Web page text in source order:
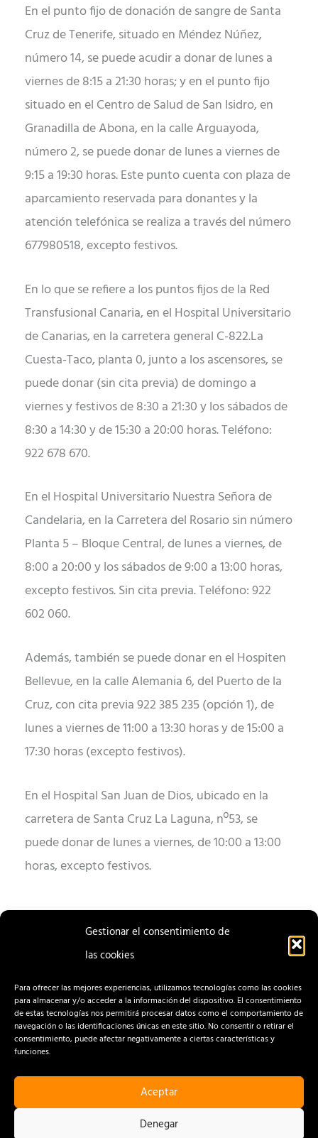
Gestionar el consentimiento de
las cookies
Para ofrecer las mejores experiencias, utilizamos tecnologías como las cookies
para almacenar y/o acceder a la información del dispositivo. El consentimiento
de estas tecnologías nos permitirá procesar datos como el comportamiento de
navegación o las identificaciones únicas en este sitio. No consentir o retirar el
consentimiento, puede afectar negativamente a ciertas características y
funciones.
Aceptar
Denegar
En el punto fijo de donación de sangre de Santa
Cruz de Tenerife, situado en Méndez Núñez,
número 14, se puede acudir a donar de lunes a
viernes de 8:15 a 21:30 horas; y en el punto fijo
situado en el Centro de Salud de San Isidro, en
Granadilla de Abona, en la calle Arguayoda,
número 2, se puede donar de lunes a viernes de
9:15 a 19:30 horas. Este punto cuenta con plaza de
aparcamiento reservada para donantes y la
atención telefónica se realiza a través del número
677980518, excepto festivos.
En lo que se refiere a los puntos fijos de la Red
Transfusional Canaria, en el Hospital Universitario
de Canarias, en la carretera general C-822.La
Cuesta-Taco, planta 0, junto a los ascensores, se
puede donar (sin cita previa) de domingo a
viernes y festivos de 8:30 a 21:30 y los sábados de
8:30 a 14:30 y de 15:30 a 20:00 horas. Teléfono:
922 678 670.
En el Hospital Universitario Nuestra Señora de
Candelaria, en la Carretera del Rosario sin número
Planta 5 – Bloque Central, de lunes a viernes, de
8:00 a 20:00 y los sábados de 9:00 a 13:00 horas,
excepto festivos. Sin cita previa. Teléfono: 922
602 060.
Además, también se puede donar en el Hospiten
Bellevue, en la calle Alemania 6, del Puerto de la
Cruz, con cita previa 922 385 235 (opción 1), de
lunes a viernes de 11:00 a 13:30 horas y de 15:00 a
17:30 horas (excepto festivos).
En el Hospital San Juan de Dios, ubicado en la
carretera de Santa Cruz La Laguna, nº53, se
puede donar de lunes a viernes, de 10:00 a 13:00
horas, excepto festivos.
ENTRADA
CONTACTO
AVISO LEGAL